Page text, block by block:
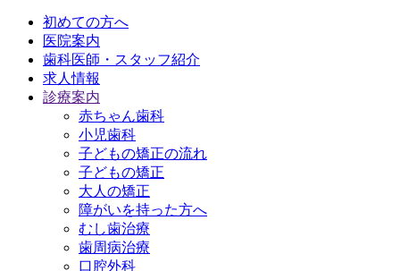
初めての方へ
医院案内
歯科医師・スタッフ紹介
求人情報
診療案内
赤ちゃん歯科
小児歯科
子どもの矯正の流れ
子どもの矯正
大人の矯正
障がいを持った方へ
むし歯治療
歯周病治療
口腔外科